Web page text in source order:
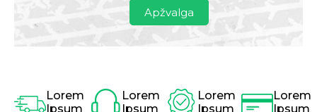
Apžvalga
Lorem
Ipsum
Lorem
Ipsum
Lorem
Ipsum
Lorem
Ipsum